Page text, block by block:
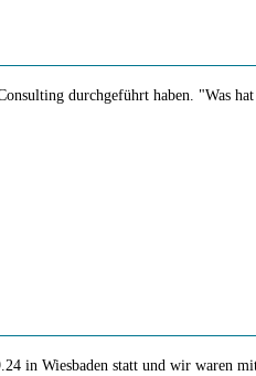
durchgeführt haben. "Was
in Wiesbaden statt und wir